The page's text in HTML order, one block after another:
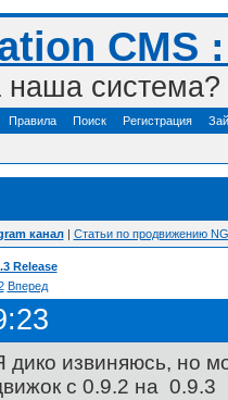
наша
Правила Поиск Регистрация
канал| Статьи по продвижению
Release
Вперед
дико извиняюсь, но
с 0.9.2 на 0.9.3